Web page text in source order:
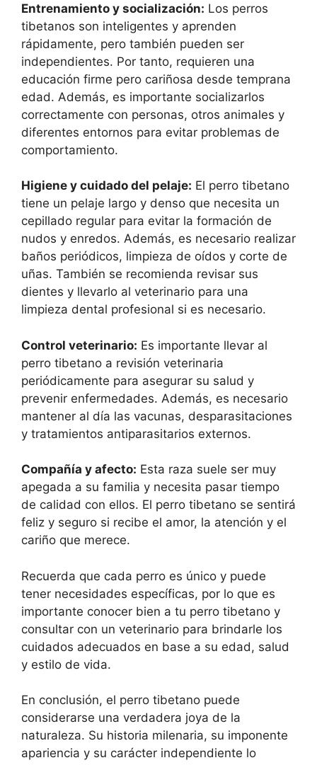
Entrenamiento y socialización: Los perros
tibetanos son inteligentes y aprenden
rápidamente, pero también pueden ser
independientes. Por tanto, requieren una
educación firme pero cariñosa desde temprana
edad. Además, es importante socializarlos
correctamente con personas, otros animales y
diferentes entornos para evitar problemas de
comportamiento.
Higiene y cuidado del pelaje: El perro tibetano
tiene un pelaje largo y denso que necesita un
cepillado regular para evitar la formación de
nudos y enredos. Además, es necesario realizar
baños periódicos, limpieza de oídos y corte de
uñas. También se recomienda revisar sus
dientes y llevarlo al veterinario para una
limpieza dental profesional si es necesario.
Control veterinario: Es importante llevar al
perro tibetano a revisión veterinaria
periódicamente para asegurar su salud y
prevenir enfermedades. Además, es necesario
mantener al día las vacunas, desparasitaciones
y tratamientos antiparasitarios externos.
Compañía y afecto: Esta raza suele ser muy
apegada a su familia y necesita pasar tiempo
de calidad con ellos. El perro tibetano se sentirá
feliz y seguro si recibe el amor, la atención y el
cariño que merece.
Recuerda que cada perro es único y puede
tener necesidades específicas, por lo que es
importante conocer bien a tu perro tibetano y
consultar con un veterinario para brindarle los
cuidados adecuados en base a su edad, salud
y estilo de vida.
En conclusión, el perro tibetano puede
considerarse una verdadera joya de la
naturaleza. Su historia milenaria, su imponente
apariencia y su carácter independiente lo